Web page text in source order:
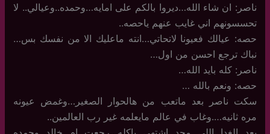
ناصر: ان شاء الله…ديروا بالكم على امايه…وحمده..وعيالي.. لا
تحسسونهم اني غايب عنهم ياحصه..
حصه: عيالك فعيونا لاتحاتي…انته ماعليك الا من نفسك بس…
نباك ترجع احسن من اول…
ناصر: كله بايد الله…
حصه: ونعم بالله …
سكت ناصر بعد ماتعب من هالحوار الصغير…وغمض عيونه
مره ثانيه….وغاب في عالم مايعلمه غير رب العالمين..